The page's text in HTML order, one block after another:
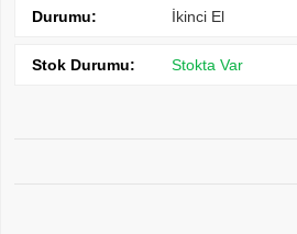
Durumu: İkinci El
Stok Durumu: Stokta Var